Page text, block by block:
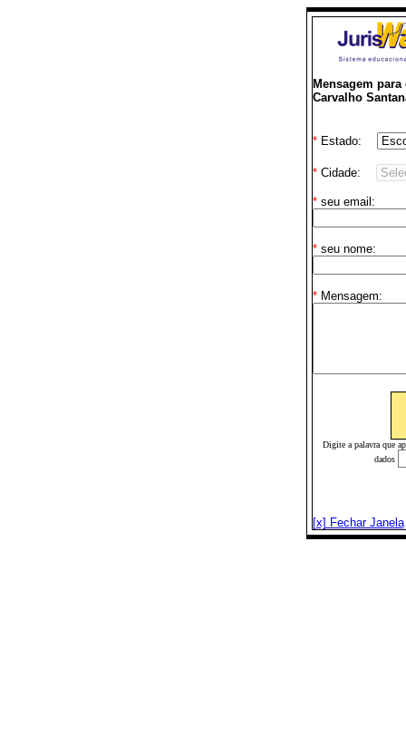
Mensagem
Carvalho
*Estado:
*Cidade:
*seu email:
*seu nome:
*Mensagem:
Digite a palavra que
dados
[x] Fechar Janela